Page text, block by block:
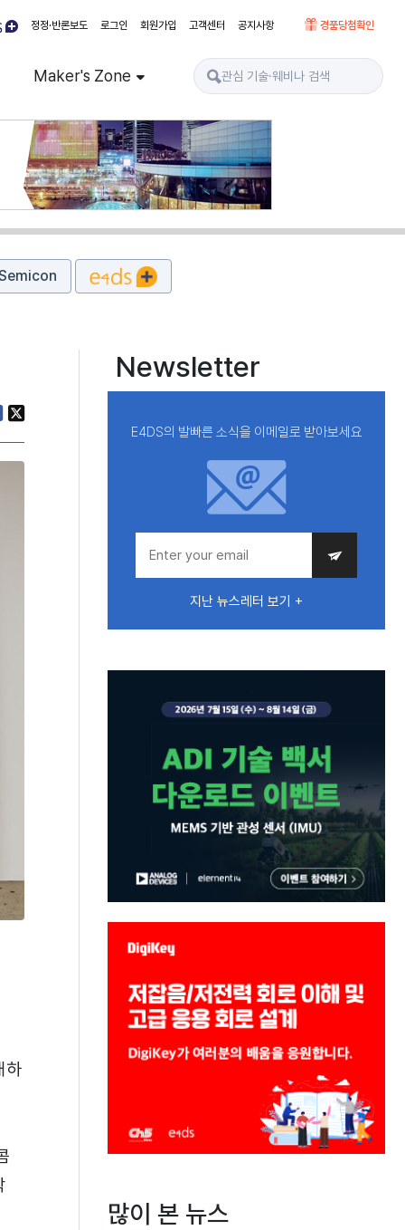
정정·반론보도 로그인 회원가입 고객센터 공지사항 경품당첨확인
Maker's Zone
하
Newsletter
E4DS의 발빠른 소식을 이메일로 받아보세요
지난 뉴스레터 보기 +
많이 본 뉴스